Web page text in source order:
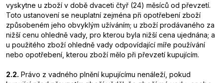
vyskytne u zboží v době dvaceti čtyř (24) měsíců od převzetí.
Toto ustanovení se neuplatní zejména při opotřebení zboží
způsobeném jeho obvyklým užíváním; u zboží prodávaného za
nižší cenu ohledně vady, pro kterou byla nižší cena ujednána; a
u použitého zboží ohledně vady odpovídající míře používání
nebo opotřebení, kterou zboží mělo při převzetí kupujícím.
2.2. Právo z vadného plnění kupujícímu nenáleží, pokud